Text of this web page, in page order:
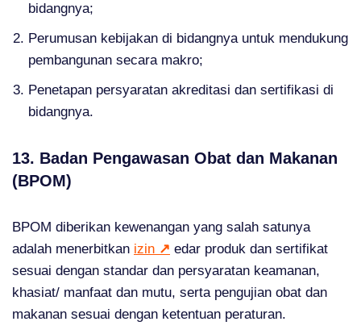
bidangnya;
Perumusan kebijakan di bidangnya untuk mendukung
pembangunan secara makro;
Penetapan persyaratan akreditasi dan sertifikasi di
bidangnya.
13. Badan Pengawasan Obat dan Makanan
(BPOM)
BPOM diberikan kewenangan yang salah satunya
adalah menerbitkan izin ↗ edar produk dan sertifikat
sesuai dengan standar dan persyaratan keamanan,
khasiat/ manfaat dan mutu, serta pengujian obat dan
makanan sesuai dengan ketentuan peraturan.